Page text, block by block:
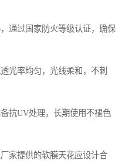
通过国家防火等级认证，确保
光率均匀，光线柔和，不刺
抗UV处理，长期使用不褪色
家提供的软膜天花应设计合